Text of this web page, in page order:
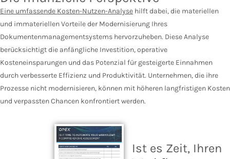
Eine umfassende Kosten-Nutzen-Analyse hilft dabei, die materiellen
und immateriellen Vorteile der Modernisierung Ihres
Dokumentenmanagementsystems hervorzuheben. Diese Analyse
berücksichtigt die anfängliche Investition, operative
Kosteneinsparungen und das Potenzial für gesteigerte Einnahmen
durch verbesserte Effizienz und Produktivität. Unternehmen, die ihre
Prozesse nicht modernisieren, können mit höheren langfristigen Kosten
und verpassten Chancen konfrontiert werden.
Ist es Zeit, Ihren